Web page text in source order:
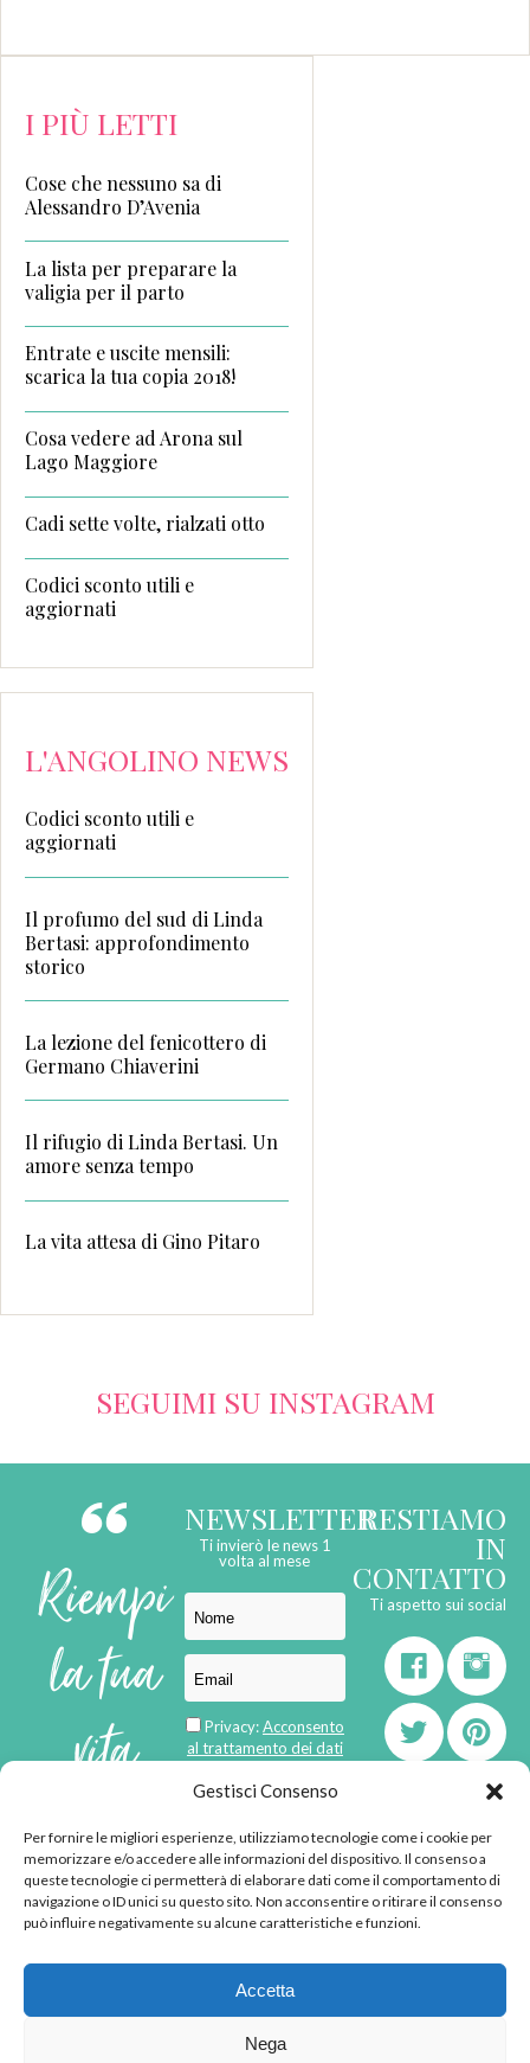
Gestisci Consenso
Per fornire le migliori esperienze, utilizziamo tecnologie come i cookie per
memorizzare e/o accedere alle informazioni del dispositivo. Il consenso a
queste tecnologie ci permetterà di elaborare dati come il comportamento di
navigazione o ID unici su questo sito. Non acconsentire o ritirare il consenso
può influire negativamente su alcune caratteristiche e funzioni.
Accetta
Nega
I PIÙ LETTI
Cose che nessuno sa di
Alessandro D’Avenia
La lista per preparare la
valigia per il parto
Entrate e uscite mensili:
scarica la tua copia 2018!
Cosa vedere ad Arona sul
Lago Maggiore
Cadi sette volte, rialzati otto
Codici sconto utili e
aggiornati
L'ANGOLINO NEWS
Codici sconto utili e
aggiornati
Il profumo del sud di Linda
Bertasi: approfondimento
storico
La lezione del fenicottero di
Germano Chiaverini
Il rifugio di Linda Bertasi. Un
amore senza tempo
La vita attesa di Gino Pitaro
SEGUIMI SU INSTAGRAM
Riempi
la tua
vita
di
emozioni
NEWSLETTER
Ti invierò le news 1
volta al mese
Privacy:Acconsento
al trattamento dei dati
RESTIAMO
IN
CONTATTO
Ti aspetto sui social
born inMaMaStudiOs